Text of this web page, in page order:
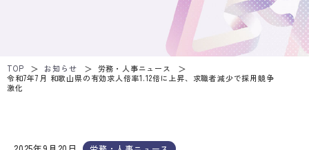
TOP お知らせ
労務・人事ニュース
令和7年7月 和歌山県の有効求人倍率1.12倍に上昇、求職者減少で採用競争
激化